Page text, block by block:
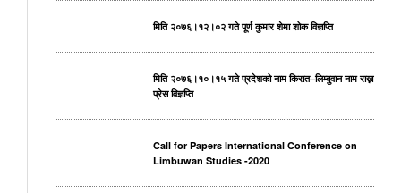
मिति २०७६।१२।०२ गते पूर्ण कुमार शेमा शोक विज्ञप्ति
मिति २०७६।१०।१५ गते प्रदेशको नाम किरात–लिम्बुवान नाम राख्न
प्रेस विज्ञप्ति
Call for Papers International Conference on
Limbuwan Studies -2020